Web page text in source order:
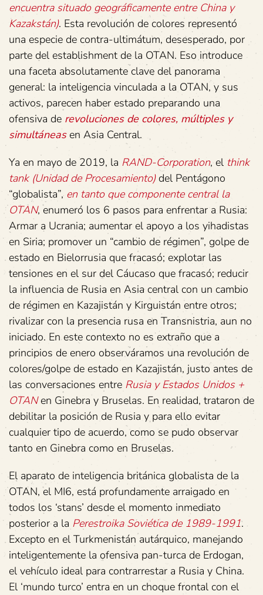
encuentra situado geográficamente entre China y
Kazakstán). Esta revolución de colores representó
una especie de contra-ultimátum, desesperado, por
parte del establishment de la OTAN. Eso introduce
una faceta absolutamente clave del panorama
general: la inteligencia vinculada a la OTAN, y sus
activos, parecen haber estado preparando una
ofensiva de revoluciones de colores, múltiples y
simultáneasen Asia Central.
Ya en mayo de 2019, la RAND-Corporation, el think
tank (Unidad de Procesamiento)del Pentágono
“globalista”, en tanto que componente central la
OTAN, enumeró los 6 pasos para enfrentar a Rusia:
Armar a Ucrania;‎ aumentar el apoyo a los yihadistas
en Siria;‎ promover un “cambio de régimen”, golpe de
estado en Bielorrusia que fracasó;‎ explotar las
tensiones en el sur del Cáucaso que fracasó;‎ reducir
la influencia de Rusia en Asia central con un cambio
de régimen en Kazajistán y Kirguistán entre otros;
rivalizar con la presencia rusa en Transnistria, aun no
iniciado.‎ En este contexto no es extraño que a
principios de enero observáramos una revolución de
colores/golpe de estado en Kazajistán, justo antes de
las conversaciones entre Rusia y Estados Unidos +
OTANen Ginebra y Bruselas. En realidad, trataron de
debilitar la posición de Rusia y para ello evitar
cualquier tipo de acuerdo, como se pudo observar
tanto en Ginebra como en Bruselas.
El aparato de inteligencia británica globalista de la
OTAN, el MI6, está profundamente arraigado en
todos los ‘stans’ desde el momento inmediato
posterior a la Perestroika Soviética de 1989-1991.
Excepto en el Turkmenistán autárquico, manejando
inteligentemente la ofensiva pan-turca de Erdogan,
el vehículo ideal para contrarrestar a Rusia y China.
El ‘mundo turco’ entra en un choque frontal con el